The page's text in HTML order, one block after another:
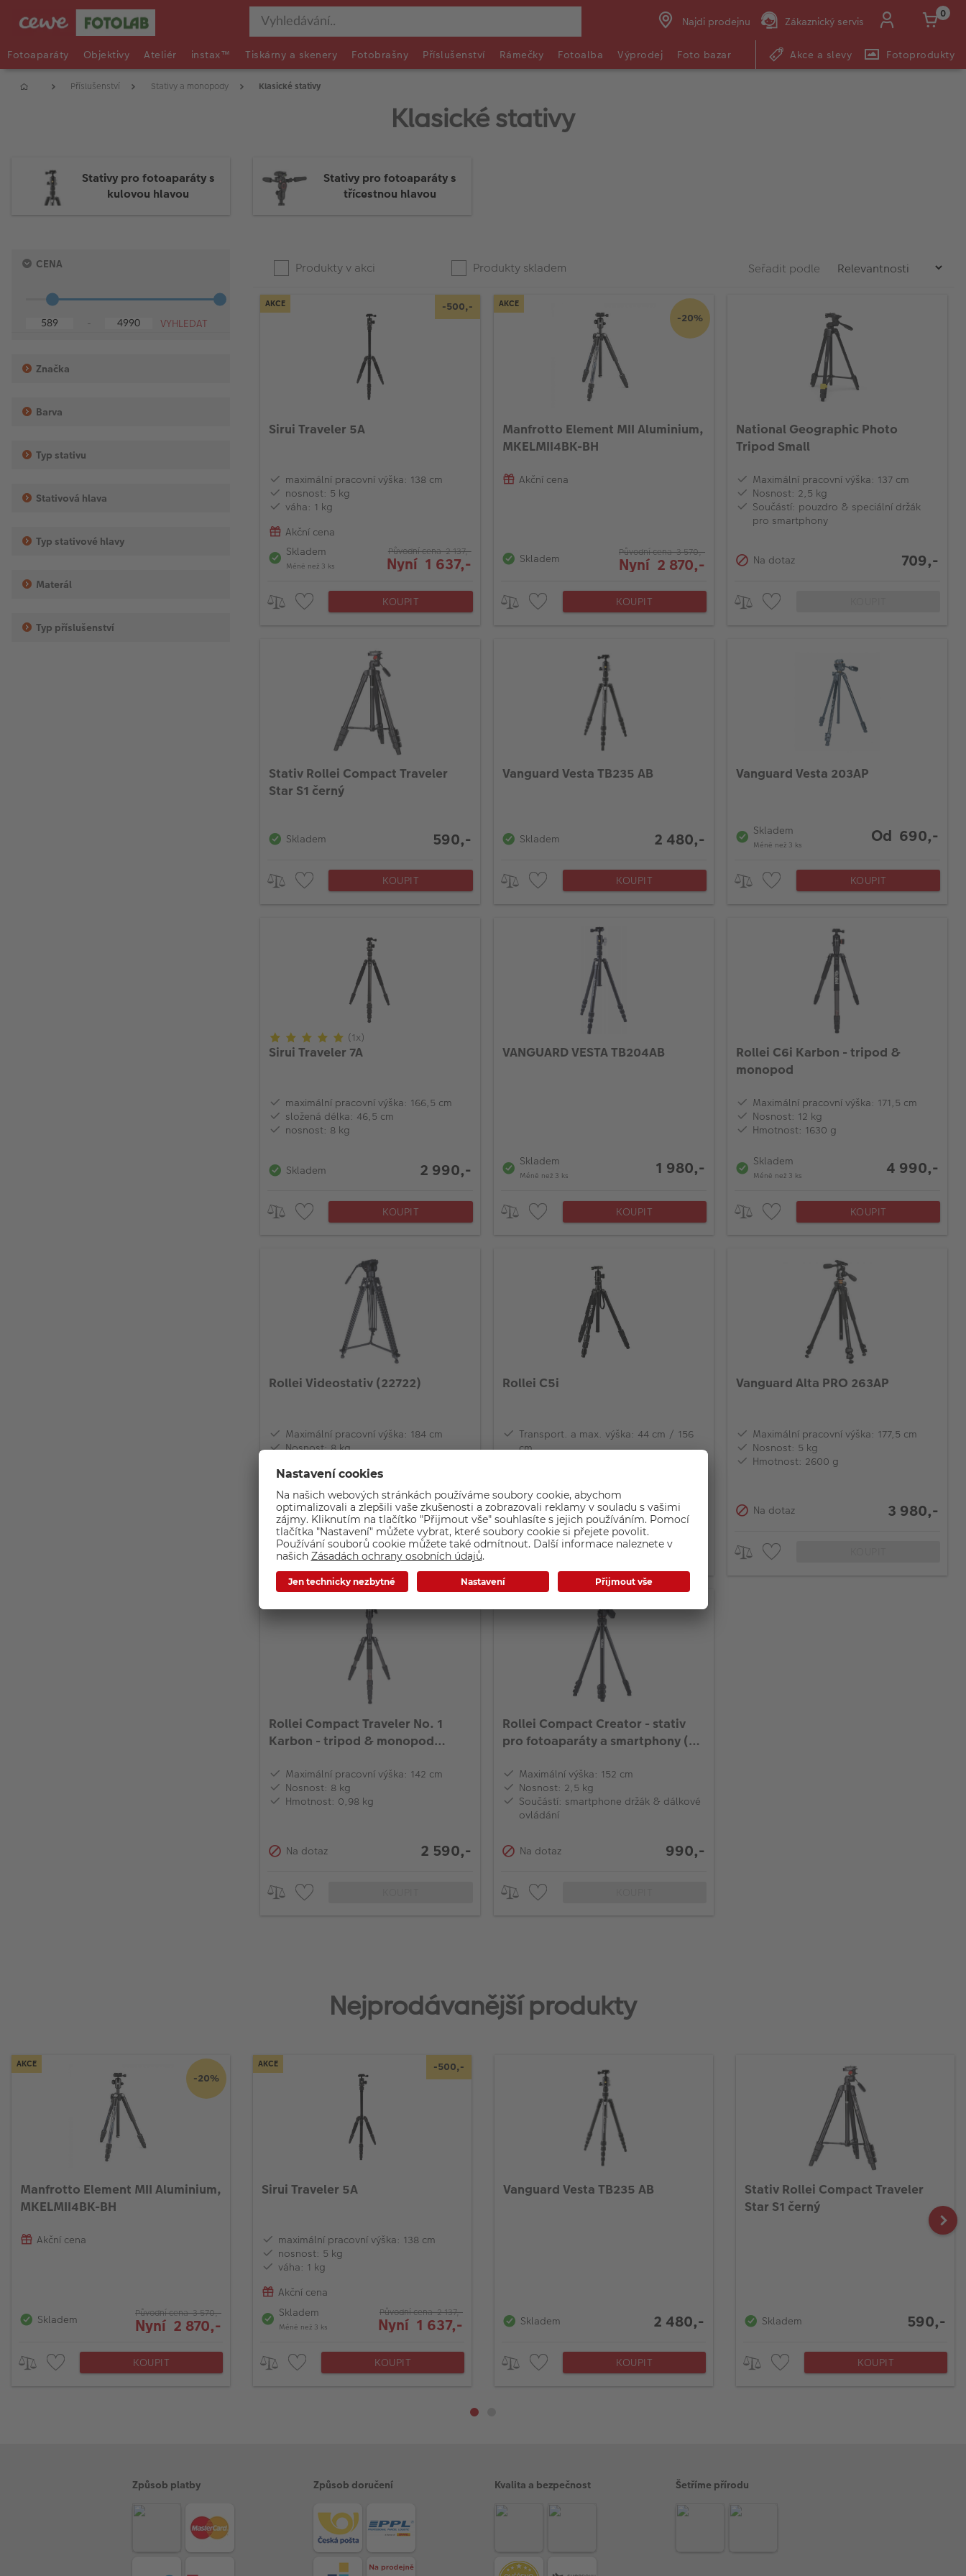
Najdi prodejnu Zákaznický servis
0
Fotoaparáty Objektivy Ateliér instax™ Tiskárny a skenery Fotobrašny Příslušenství Rámečky Fotoalba Výprodej Foto bazar Akce a slevy Fotoprodukty
Příslušenství Stativy a monopody Klasické stativy
Klasické stativy
Stativy pro fotoaparáty s
kulovou hlavou
Stativy pro fotoaparáty s
třícestnou hlavou
Press
enter
collapse
menu.
CENA
hranice
hranice
-
Značka
Barva
Typ stativu
Stativová hlava
Typ stativové hlavy
Materál
Typ příslušenství
Product
Produkty v akci Produkty skladem Seřadit podle
AKCE -500,-
Sirui Traveler 5A
maximální pracovní výška: 138 cm
nosnost: 5 kg
váha: 1 kg
Akční cena
Skladem
Méně než 3 ks
Původní cena 2 137,-
Nyní 1 637,-
KOUPIT
AKCE
-20%
Manfrotto Element MII Aluminium,
MKELMII4BK-BH
Akční cena
Skladem Původní cena 3 570,-
Nyní 2 870,-
KOUPIT
National Geographic Photo
Tripod Small
Maximální pracovní výška: 137 cm
Nosnost: 2,5 kg
Součástí: pouzdro & speciální držák
pro smartphony
Na dotaz 709,-
Stativ Rollei Compact Traveler
Star S1 černý
Skladem 590,-
KOUPIT
Vanguard Vesta TB235 AB
Skladem 2 480,-
KOUPIT
Vanguard Vesta 203AP
Skladem
Méně než 3 ks Od 690,-
KOUPIT
(1x)
Sirui Traveler 7A
maximální pracovní výška: 166,5 cm
složená délka: 46,5 cm
nosnost: 8 kg
Skladem 2 990,-
KOUPIT
VANGUARD VESTA TB204AB
Skladem
Méně než 3 ks 1 980,-
KOUPIT
Rollei C6i Karbon - tripod &
monopod
Maximální pracovní výška: 171,5 cm
Nosnost: 12 kg
Hmotnost: 1630 g
Skladem
Méně než 3 ks 4 990,-
KOUPIT
Rollei Videostativ (22722)
Maximální pracovní výška: 184 cm
Nosnost: 8 kg
Skladem
Méně než 3 ks 4 590,-
KOUPIT
Rollei C5i
Transport. a max. výška: 44 cm / 156
cm
Na dotaz 1 890,-
KOUPIT
Vanguard Alta PRO 263AP
Maximální pracovní výška: 177,5 cm
Nosnost: 5 kg
Hmotnost: 2600 g
Na dotaz 3 980,-
Rollei Compact Traveler No. 1
Karbon - tripod & monopod
Maximální pracovní výška: 142 cm
Nosnost: 8 kg
Hmotnost: 0,98 kg
Na dotaz 2 590,-
Rollei Compact Creator - stativ
pro fotoaparáty a smartphony (s
Maximální výška: 152 cm
Nosnost: 2,5 kg
Součástí: smartphone držák & dálkové
ovládání
Na dotaz 990,-
Nejprodávanější produkty
AKCE
-20%
Manfrotto Element MII Aluminium,
MKELMII4BK-BH
Akční cena
Skladem Původní cena 3 570,-
Nyní 2 870,-
KOUPIT
AKCE -500,-
Sirui Traveler 5A
maximální pracovní výška: 138 cm
nosnost: 5 kg
váha: 1 kg
Akční cena
Skladem
Méně než 3 ks
Původní cena 2 137,-
Nyní 1 637,-
KOUPIT
Vanguard Vesta TB235 AB
Skladem 2 480,-
KOUPIT
Stativ Rollei Compact Traveler
Star S1 černý
Skladem 590,-
KOUPIT
Způsob platby Způsob doručení Kvalita a bezpečnost Šetříme přírodu